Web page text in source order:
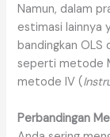
Namun, dalam
estimasi lainnya
bandingkan
seperti metode
metode IV (
Perbandingan